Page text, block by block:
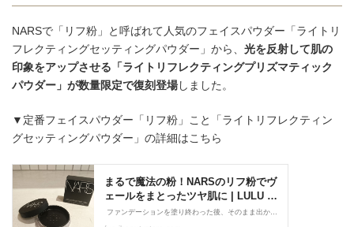
NARSで「リフ粉」と呼ばれて人気のフェイスパウダー「ライトリ
フレクティングセッティングパウダー」から、 光を反射して肌の
印象をアップさせる「ライトリフレクティングプリズマティック
パウダー」が数量限定で復刻登場しました。
▼定番フェイスパウダー「リフ粉」こと「ライトリフレクティン
グセッティングパウダー」の詳細はこちら